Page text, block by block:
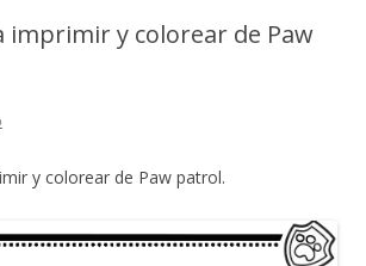
imprimir y colorear de Paw
y colorear de Paw patrol.